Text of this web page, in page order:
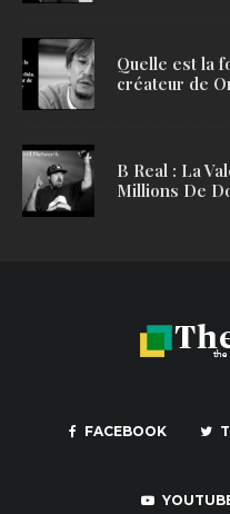
Quelle est la
créateur de
B Real : La
Millions De
FACEBOOK